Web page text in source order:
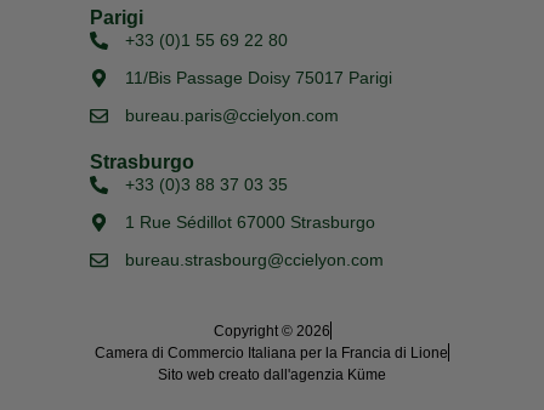
Parigi
+33 (0)1 55 69 22 80
11/Bis Passage Doisy 75017 Parigi
bureau.paris@ccielyon.com
Strasburgo
+33 (0)3 88 37 03 35
1 Rue Sédillot 67000 Strasburgo
bureau.strasbourg@ccielyon.com
Copyright © 2026
Camera di Commercio Italiana per la Francia di Lione
Sito web creato dall'agenzia Küme